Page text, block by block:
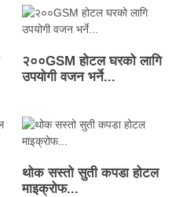
२००GSM होटल घरको लागि
उपयोगी वजन भर्ने...
थोक सस्तो सुती कपडा होटल
माइक्रोफ...